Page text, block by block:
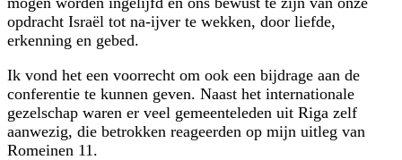
opdracht Israël tot na-ijver te wekken, door liefde,
erkenning en gebed.
Ik vond het een voorrecht om ook een bijdrage aan de
conferentie te kunnen geven. Naast het internationale
gezelschap waren er veel gemeenteleden uit Riga zelf
aanwezig, die betrokken reageerden op mijn uitleg van
Romeinen 11.